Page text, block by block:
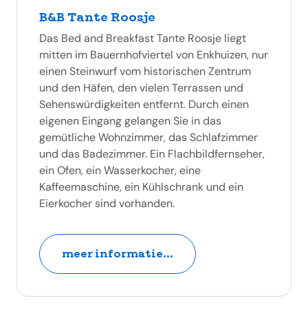
B&B Tante Roosje
Das Bed and Breakfast Tante Roosje liegt
mitten im Bauernhofviertel von Enkhuizen, nur
einen Steinwurf vom historischen Zentrum
und den Häfen, den vielen Terrassen und
Sehenswürdigkeiten entfernt. Durch einen
eigenen Eingang gelangen Sie in das
gemütliche Wohnzimmer, das Schlafzimmer
und das Badezimmer. Ein Flachbildfernseher,
ein Ofen, ein Wasserkocher, eine
Kaffeemaschine, ein Kühlschrank und ein
Eierkocher sind vorhanden.
meer informatie...